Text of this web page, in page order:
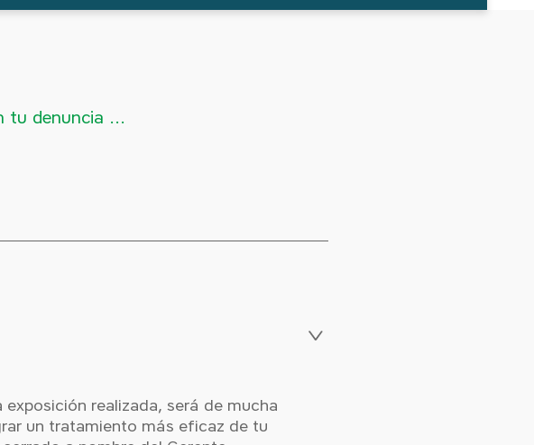
tu denuncia ...
realizada, será de mucha
un tratamiento más eficaz de tu